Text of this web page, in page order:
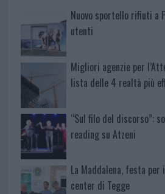
Nuovo sportello rifiuti a
utenti
Migliori agenzie per
lista delle 4 realtà più
“Sul filo del discorso”:
reading su Atzeni
La Maddalena, festa
center di Tegge